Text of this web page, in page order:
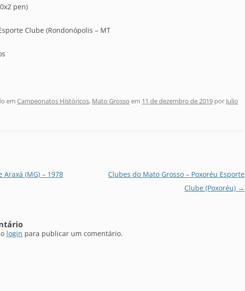
pen)
Clube (Rondonópolis – MT
em Campeonatos Históricos, Mato Grosso em 11 de dezembro de 2019 por Julio
(MG) – 1978
Clubes do Mato Grosso – Poxoréu Esporte
Clube (Poxoréu) →
login para publicar um comentário.